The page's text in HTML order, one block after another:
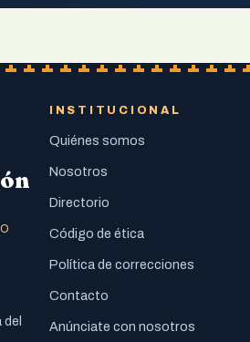
INSTITUCIONAL
Quiénes somos
Nosotros
Directorio
Código de ética
Política de correcciones
Contacto
Anúnciate con nosotros